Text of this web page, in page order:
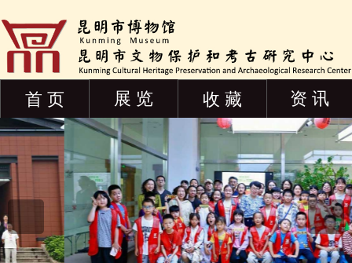
首 页 展 览 收 藏 资 讯